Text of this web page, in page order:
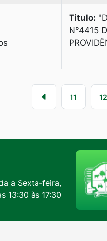
Titulo:
N°4415
11 12
a Sexta-feira,
13:30 às 17:30